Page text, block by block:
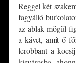
Reggel két
fagyálló
az ablak mögül
a kávét, amit ő
lerobbant a